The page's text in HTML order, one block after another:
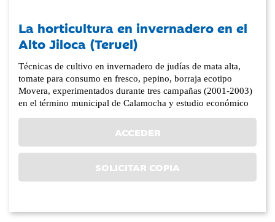
La horticultura en invernadero en el
Alto Jiloca (Teruel)
Técnicas de cultivo en invernadero de judías de mata alta,
tomate para consumo en fresco, pepino, borraja ecotipo
Movera, experimentados durante tres campañas (2001-2003)
en el término municipal de Calamocha y estudio económico
ACCEDER
SOLICITAR COPIA